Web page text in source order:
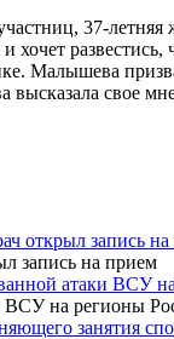
37-
хочет
Малышева
свое
открыл запись
атаки ВСУ
занятия